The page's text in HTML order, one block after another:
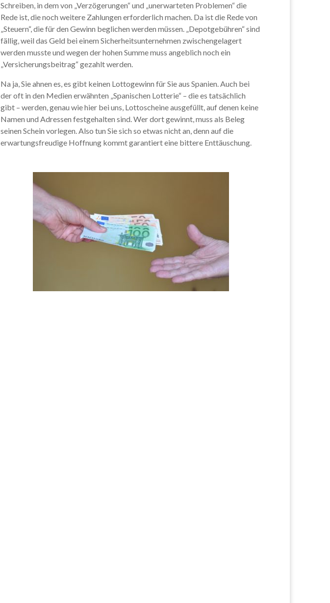
Schreiben, in dem von „Verzögerungen“ und „unerwarteten Problemen“ die
Rede ist, die noch weitere Zahlungen erforderlich machen. Da ist die Rede von
„Steuern“, die für den Gewinn beglichen werden müssen. „Depotgebühren“ sind
fällig, weil das Geld bei einem Sicherheitsunternehmen zwischengelagert
werden musste und wegen der hohen Summe muss angeblich noch ein
„Versicherungsbeitrag“ gezahlt werden.
Na ja, Sie ahnen es, es gibt keinen Lottogewinn für Sie aus Spanien. Auch bei
der oft in den Medien erwähnten „Spanischen Lotterie“ – die es tatsächlich
gibt – werden, genau wie hier bei uns, Lottoscheine ausgefüllt, auf denen keine
Namen und Adressen festgehalten sind. Wer dort gewinnt, muss als Beleg
seinen Schein vorlegen. Also tun Sie sich so etwas nicht an, denn auf die
erwartungsfreudige Hoffnung kommt garantiert eine bittere Enttäuschung.